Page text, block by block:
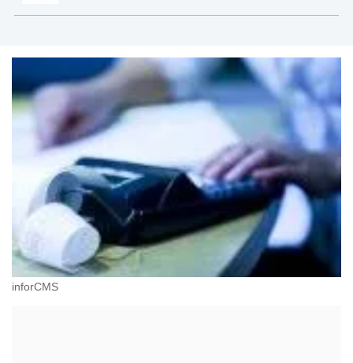
inforCMS